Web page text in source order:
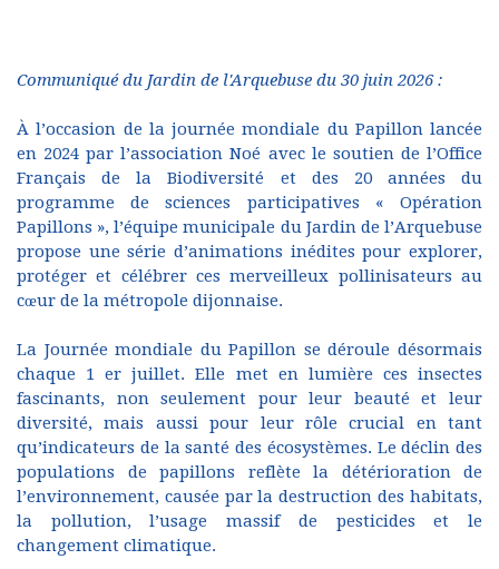
Communiqué du Jardin de l'Arquebuse du 30 juin 2026 :
À l’occasion de la journée mondiale du Papillon lancée
en 2024 par l’association Noé avec le soutien de l’Office
Français de la Biodiversité et des 20 années du
programme de sciences participatives « Opération
Papillons », l’équipe municipale du Jardin de l’Arquebuse
propose une série d’animations inédites pour explorer,
protéger et célébrer ces merveilleux pollinisateurs au
cœur de la métropole dijonnaise.
La Journée mondiale du Papillon se déroule désormais
chaque 1 er juillet. Elle met en lumière ces insectes
fascinants, non seulement pour leur beauté et leur
diversité, mais aussi pour leur rôle crucial en tant
qu’indicateurs de la santé des écosystèmes. Le déclin des
populations de papillons reflète la détérioration de
l’environnement, causée par la destruction des habitats,
la pollution, l’usage massif de pesticides et le
changement climatique.